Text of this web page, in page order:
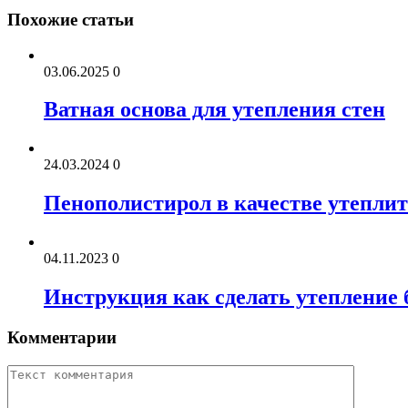
Похожие статьи
03.06.2025 0
Ватная основа для утепления стен
24.03.2024 0
Пенополистирол в качестве
04.11.2023 0
Инструкция как сделать утепление
Комментарии